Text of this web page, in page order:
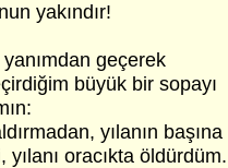
yakındır!
geçerek
büyük bir sopayı
yılanın başına
oracıkta öldürdüm.